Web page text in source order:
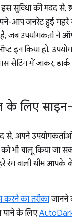
सुविधा की मदद से,
आप जनरेट हुई गहरे
जब उपयोगकर्ता ने
इन किया हो.
सेटिंग में जाकर,
के लिए
से, अपने
को भी चालू किया जा
रंग वाली थीम आपके
करने का तरीकाजानने
पाने के लिए